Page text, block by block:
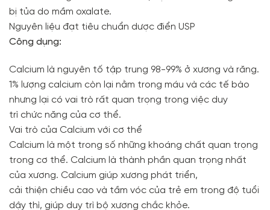
bị tủa do mầm oxalate.
Nguyên liệu đạt tiêu chuẩn dược điển USP
Công dụng:
Calcium là nguyên tố tập trung 98-99% ở xương và răng.
1% lượng calcium còn lại nằm trong máu và các tế bào
nhưng lại có vai trò rất quan trọng trong việc duy
trì chức năng của cơ thể.
Vai trò của Calcium với cơ thể
Calcium là một trong số những khoáng chất quan trọng
trong cơ thể. Calcium là thành phần quan trọng nhất
của xương. Calcium giúp xương phát triển,
cải thiện chiều cao và tầm vóc của trẻ em trong độ tuổi
dậy thì, giúp duy trì bộ xương chắc khỏe.